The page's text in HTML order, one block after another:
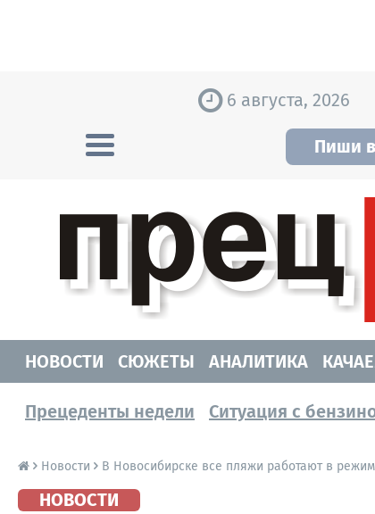
6 августа, 2026
Пиши
НОВОСТИ
СЮЖЕТЫ АНАЛИТИКА
Прецеденты недели Ситуация с
Новости В Новосибирске все пляжи работают в
НОВОСТИ